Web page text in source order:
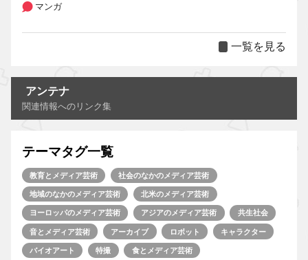
マンガ
一覧を見る
アンテナ
関連情報へのリンク集
テーマタグ一覧
教育とメディア芸術 社会のなかのメディア芸術
地域のなかのメディア芸術 北米のメディア芸術
ヨーロッパのメディア芸術 アジアのメディア芸術 共生社会
音とメディア芸術 アーカイブ ロボット キャラクター
バイオアート 特撮 食とメディア芸術